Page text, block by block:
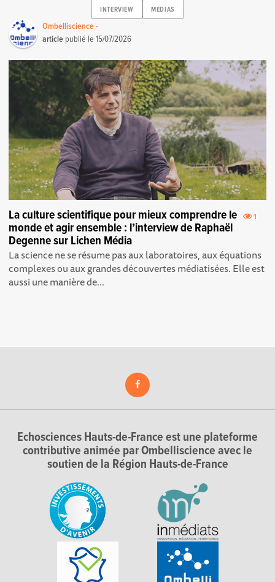
INTERVIEW MEDIAS
Ombelliscience -
article publié le15/07/2026
1
La culture scientifique pour mieux comprendre le
monde et agir ensemble : l’interview de Raphaël
Degenne sur Lichen Média
La science ne se résume pas aux laboratoires, aux équations
complexes ou aux grandes découvertes médiatisées. Elle est
aussi une manière de...
Echosciences Hauts-de-France est une plateforme
contributive animée par Ombelliscience avec le
soutien de la Région Hauts-de-France